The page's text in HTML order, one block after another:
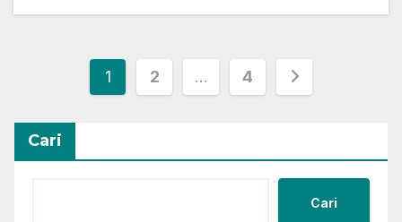
Paginasi
1 2 … 4
Cari
Cari